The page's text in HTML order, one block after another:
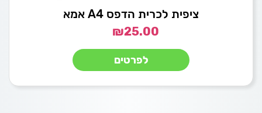
ציפית לכרית הדפס A4 אמא
₪25.00
לפרטים